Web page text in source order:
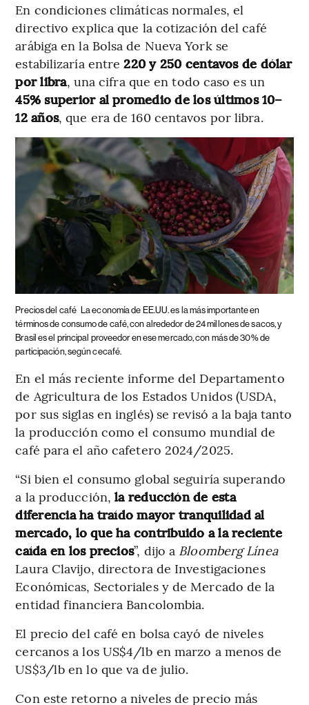
En condiciones climáticas normales, el
directivo explica que la cotización del café
arábiga en la Bolsa de Nueva York se
estabilizaría entre220 y 250 centavos de dólar
por libra, una cifra que en todo caso es un
45% superior al promedio de los últimos 10–
12 años, que era de 160 centavos por libra.
Precios del café La economía de EE.UU. es la más importante en
términos de consumo de café, con alrededor de 24 millones de sacos, y
Brasil es el principal proveedor en ese mercado, con más de 30% de
participación, según cecafé.
En el más reciente informe del Departamento
de Agricultura de los Estados Unidos (USDA,
por sus siglas en inglés) se revisó a la baja tanto
la producción como el consumo mundial de
café para el año cafetero 2024/2025.
“Si bien el consumo global seguiría superando
a la producción,la reducción de esta
diferencia ha traído mayor tranquilidad al
mercado, lo que ha contribuido a la reciente
caída en los precios”, dijo a Bloomberg Línea
Laura Clavijo, directora de Investigaciones
Económicas, Sectoriales y de Mercado de la
entidad financiera Bancolombia.
El precio del café en bolsa cayó de niveles
cercanos a los US$4/lb en marzo a menos de
US$3/lb en lo que va de julio.
Con este retorno a niveles de precio más